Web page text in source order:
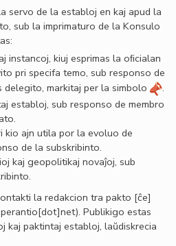
servo de la establoj en kaj apud la
sub la imprimaturo de la Konsulo
instancoj, kiuj esprimas la oﬁcialan
pri specifa temo, sub responso de
delegito, markitaj per la simbolo
.
establoj, sub responso de membro
kio ajn utila por la evoluo de
de la subskribinto.
kaj geopolitikaj novaĵoj, sub
la redakcion tra pakto [ĉe]
. Publikigo estas
kaj paktintaj establoj, laŭdiskrecia